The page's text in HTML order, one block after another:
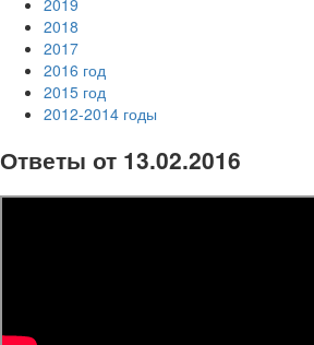
2019
2018
2017
2016 год
2015 год
2012-2014 годы
Ответы от 13.02.2016